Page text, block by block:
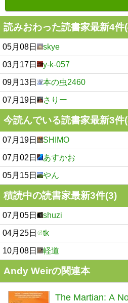
読みおわった読書家最新4件
05月08日 skye
03月17日 y-k-057
09月13日 本の虫2460
07月19日 さりー
今読んでいる読書家最新3件
07月19日 SHIMO
07月02日 あすかお
05月15日 やん
積読中の読書家最新3件(3)
07月05日 shuzi
04月25日 tk
10月08日 軽道
Andy Weirの関連本
The Martian: A